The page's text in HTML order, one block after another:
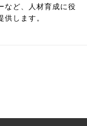
など、人材育成に役
します。